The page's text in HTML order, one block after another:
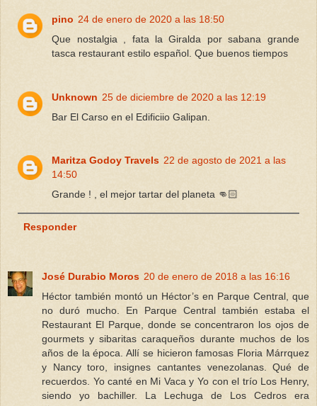
pino 24 de enero de 2020 a las 18:50
Que nostalgia , fata la Giralda por sabana grande
tasca restaurant estilo español. Que buenos tiempos
Unknown 25 de diciembre de 2020 a las 12:19
Bar El Carso en el Edificiio Galipan.
Maritza Godoy Travels 22 de agosto de 2021 a las
14:50
Grande ! , el mejor tartar del planeta 👊🏻
Responder
José Durabio Moros 20 de enero de 2018 a las 16:16
Héctor también montó un Héctor’s en Parque Central, que
no duró mucho. En Parque Central también estaba el
Restaurant El Parque, donde se concentraron los ojos de
gourmets y sibaritas caraqueños durante muchos de los
años de la época. Allí se hicieron famosas Floria Márrquez
y Nancy toro, insignes cantantes venezolanas. Qué de
recuerdos. Yo canté en Mi Vaca y Yo con el trío Los Henry,
siendo yo bachiller. La Lechuga de Los Cedros era